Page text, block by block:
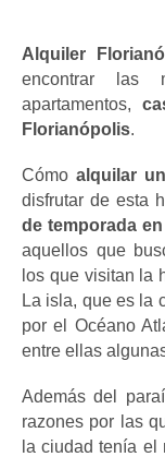
Alquiler
encontrar las
apartamentos,
Florianópolis.
Cómo alquilar
disfrutar de esta
de temporada
aquellos que
los que visitan la
La isla, que es la
por el Océano
entre ellas
Además del
razones por las
la ciudad tenía el